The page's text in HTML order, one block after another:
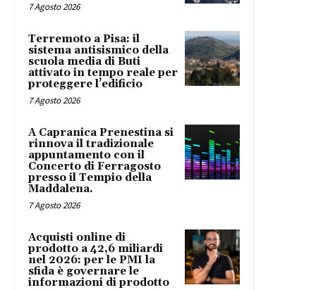
7 Agosto 2026
Terremoto a Pisa: il
sistema antisismico della
scuola media di Buti
attivato in tempo reale per
proteggere l’edificio
7 Agosto 2026
A Capranica Prenestina si
rinnova il tradizionale
appuntamento con il
Concerto di Ferragosto
presso il Tempio della
Maddalena.
7 Agosto 2026
Acquisti online di
prodotto a 42,6 miliardi
nel 2026: per le PMI la
sfida è governare le
informazioni di prodotto